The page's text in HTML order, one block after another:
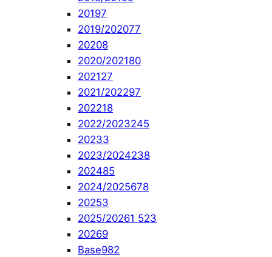
20197
2019/202077
20208
2020/202180
202127
2021/202297
202218
2022/2023245
20233
2023/2024238
202485
2024/2025678
20253
2025/20261 523
20269
Base982